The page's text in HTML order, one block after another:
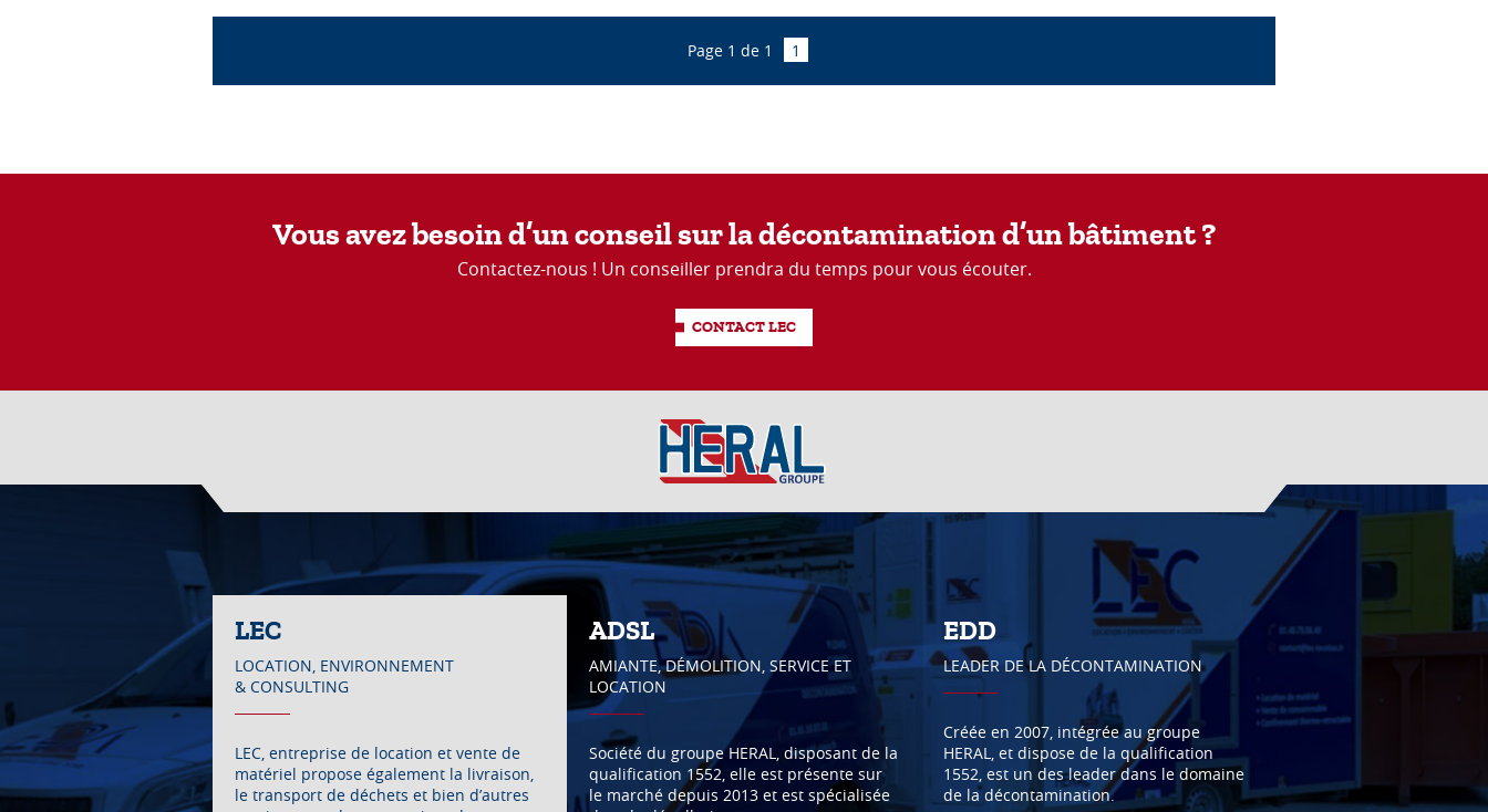
Page 1 de 1 1
Vous avez besoin d’un conseil sur la décontamination d’un bâtiment ?
Contactez-nous ! Un conseiller prendra du temps pour vous écouter.
CONTACT LEC
LEC
LOCATION, ENVIRONNEMENT
& CONSULTING
LEC, entreprise de location et vente de
matériel propose également la livraison,
le transport de déchets et bien d’autres
ADSL
AMIANTE, DÉMOLITION, SERVICE ET
LOCATION
Société du groupe HERAL, disposant de la
qualification 1552, elle est présente sur
le marché depuis 2013 et est spécialisée
EDD
LEADER DE LA DÉCONTAMINATION
Créée en 2007, intégrée au groupe
HERAL, et dispose de la qualification
1552, est un des leader dans le domaine
de la décontamination.